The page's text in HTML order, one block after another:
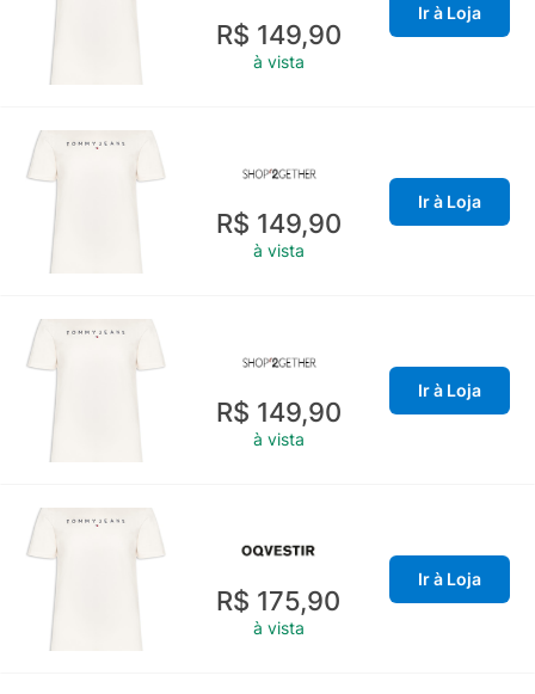
R$ 149,90
à vista
Ir à Loja
R$ 149,90
à vista
Ir à Loja
R$ 149,90
à vista
Ir à Loja
R$ 175,90
à vista
Ir à Loja